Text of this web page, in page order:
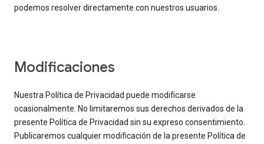
podemos resolver directamente con nuestros usuarios.
Modificaciones
Nuestra Política de Privacidad puede modificarse
ocasionalmente. No limitaremos sus derechos derivados de la
presente Política de Privacidad sin su expreso consentimiento.
Publicaremos cualquier modificación de la presente Política de